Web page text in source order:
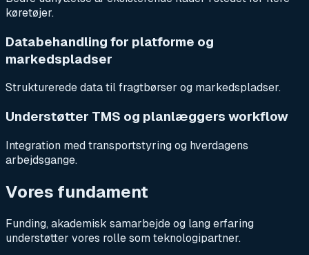
køretøjer.
Databehandling for platforme og
markedspladser
Strukturerede data til fragtbørser og markedspladser.
Understøtter TMS og planlæggers workflow
Integration med transportstyring og hverdagens
arbejdsgange.
Vores fundament
Funding, akademisk samarbejde og lang erfaring
understøtter vores rolle som teknologipartner.